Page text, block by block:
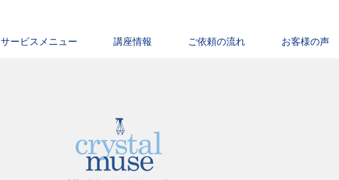
サービスメニュー 講座情報 ご依頼の流れ お客様の声